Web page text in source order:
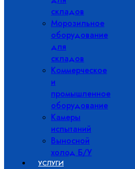
складов
Морозильное
оборудование
для
складов
Коммерческое
и
промышленное
оборудование
Камеры
испытаний
Выносной
холод Б/У
УСЛУГИ